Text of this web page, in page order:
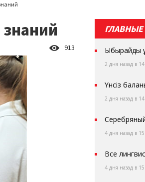
913 Ыбырайдың
2 дня назад в
Үнсіз
2 дня назад в
4 дня назад в
Все
4 дня назад в